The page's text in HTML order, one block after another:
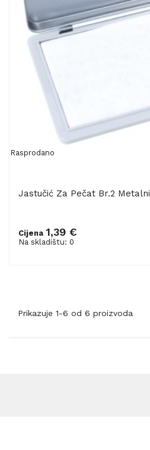
Rasprodano
Jastučić Za Pečat Br.2 Metalni
Cijena 1,39 €
Na skladištu: 0
Prikazuje 1-6 od 6 proizvoda